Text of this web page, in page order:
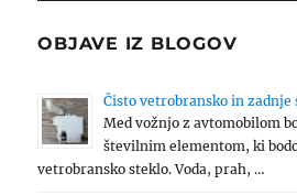
OBJAVE IZ BLOGOV
Čisto vetrobransko in
Med vožnjo z avtomobilom
številnim elementom, ki
vetrobransko steklo. Voda, prah, …